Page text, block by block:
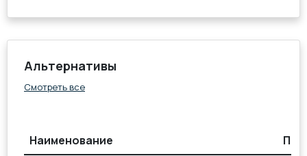
Альтернативы
Смотреть все
Наименование